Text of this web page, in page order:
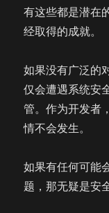
有这些都是潜在
经取得的成就。
如果没有广泛的
仅会遭遇系统安
管。作为开发者
情不会发生。
如果有任何可能
题，那无疑是安